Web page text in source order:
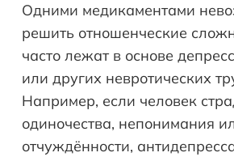
Одними медикаментами
решить отношенческие
часто лежат в основе
или других невротических
Например, если человек
одиночества, непонимания
отчуждённости,